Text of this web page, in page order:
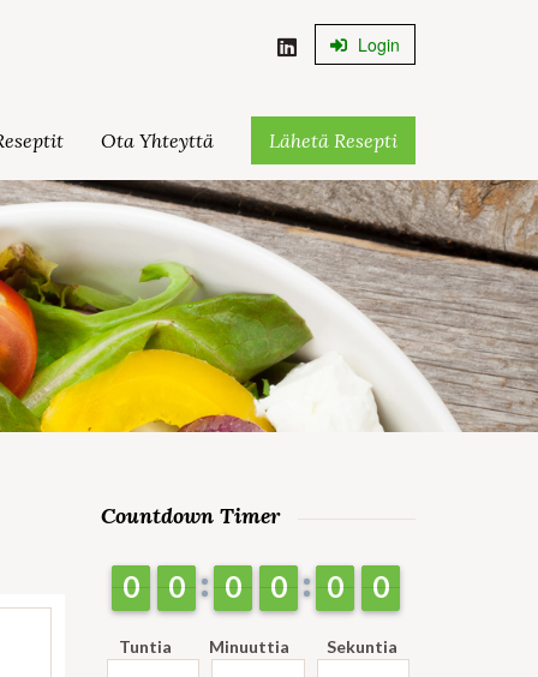
Login
Ota Yhteyttä Lähetä Resepti
Countdown Timer
9
9
0
0 9
9
0
0 9
9
0
0 9
9
0
0 9
9
0
0 9
9
0
0
Tuntia Minuuttia Sekuntia